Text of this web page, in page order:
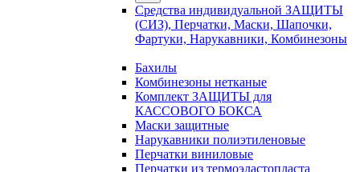
Средства индивидуальной ЗАЩИТЫ
(СИЗ), Перчатки, Маски, Шапочки,
Фартуки, Нарукавники, Комбинезоны
Бахилы
Комбинезоны нетканые
Комплект ЗАЩИТЫ для
КАССОВОГО БОКСА
Маски защитные
Нарукавники полиэтиленовые
Перчатки виниловые
Перчатки из термоэластопласта